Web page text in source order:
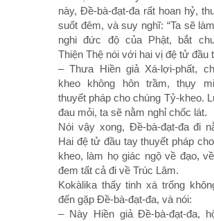
này, Ðề-bà-đạt-đa rất hoan hỷ,
suốt đêm, và suy nghĩ: “Ta sẽ
nghi đức độ của Phật, bắt
Thiện Thệ nói với hai vị đệ tử đầu
– Thưa Hiền giả Xá-lợi-phất,
kheo không hôn trầm, thụy
thuyết pháp cho chúng Tỷ-kheo.
đau mỏi, ta sẽ nằm nghỉ chốc lát.
Nói vậy xong, Ðề-bà-đạt-đa đi
Hai đệ tử đầu tay thuyết pháp
kheo, làm họ giác ngộ về đạo,
đem tất cả đi về Trúc Lâm.
Kokàlika thấy tinh xá trống
đến gặp Ðề-bà-đạt-đa, và nói:
– Này Hiền giả Ðề-bà-đạt-đa,